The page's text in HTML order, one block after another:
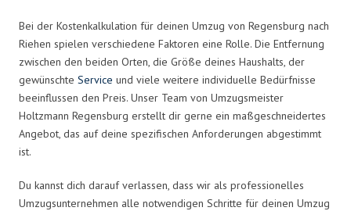
Bei der Kostenkalkulation für deinen Umzug von Regensburg nach
Riehen spielen verschiedene Faktoren eine Rolle. Die Entfernung
zwischen den beiden Orten, die Größe deines Haushalts, der
gewünschte Service und viele weitere individuelle Bedürfnisse
beeinflussen den Preis. Unser Team von Umzugsmeister
Holtzmann Regensburg erstellt dir gerne ein maßgeschneidertes
Angebot, das auf deine spezifischen Anforderungen abgestimmt
ist.
Du kannst dich darauf verlassen, dass wir als professionelles
Umzugsunternehmen alle notwendigen Schritte für deinen Umzug